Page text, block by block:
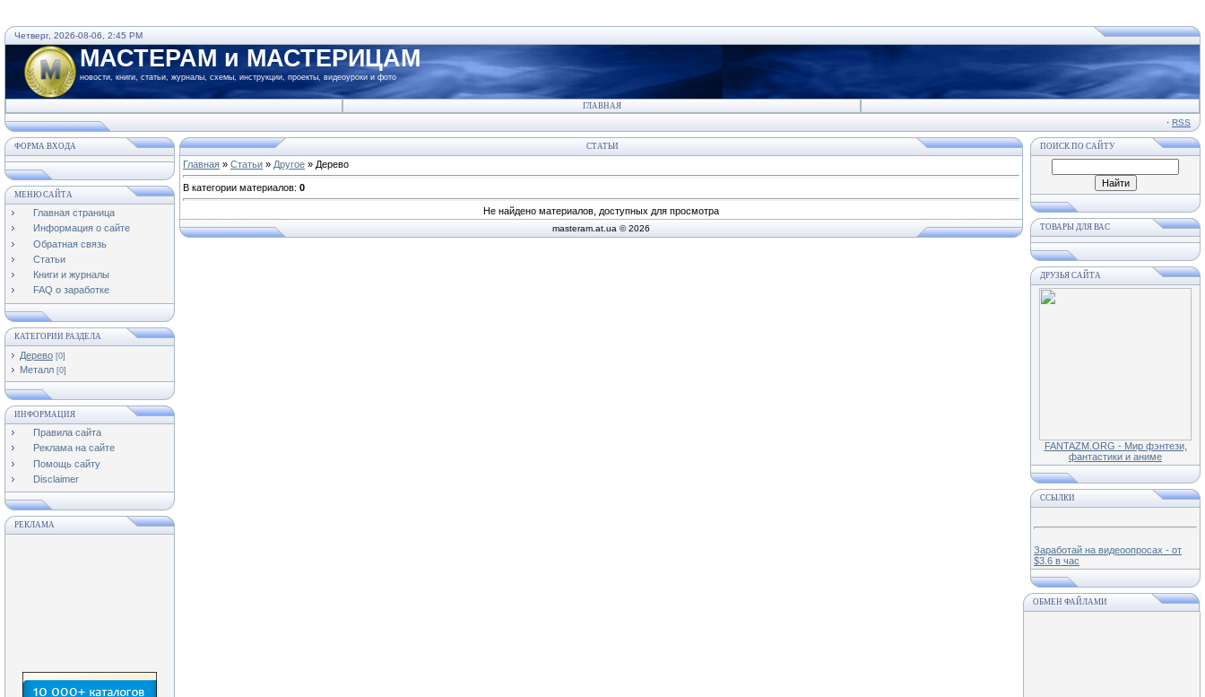
Четверг, 2026-08-06, 2:45 PM
МАСТЕРАМ и МАСТЕРИЦАМ
новости, книги, статьи, журналы, схемы, инструкции, проекты, видеоуроки и фото
ГЛАВНАЯ
· RSS
ФОРМА ВХОДА
МЕНЮ САЙТА
Главная страница
Информация о сайте
Обратная связь
Статьи
Книги и журналы
FAQ о заработке
КАТЕГОРИИ РАЗДЕЛА
Дерево [0]
Металл [0]
ИНФОРМАЦИЯ
Правила сайта
Реклама на сайте
Помощь сайту
Disclaimer
РЕКЛАМА
СТАТЬИ
Главная » Статьи » Другое » Дерево
В категории материалов: 0
Не найдено материалов, доступных для просмотра
masteram.at.ua © 2026
ПОИСК ПО САЙТУ
ТОВАРЫ ДЛЯ ВАС
ДРУЗЬЯ САЙТА
FANTAZM.ORG - Мир фэнтези,
фантастики и аниме
ССЫЛКИ
Заработай на видеоопросах - от
$3.6 в час
ОБМЕН ФАЙЛАМИ